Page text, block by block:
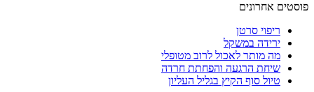
פוסטים אחרונים
ריפוי סרטן
ירידה במשקל
מה מותר לאכול לרוב מטופלי
שיחת הרגעה והפחתת חרדה
טיול סוף הקיץ בגליל העליון